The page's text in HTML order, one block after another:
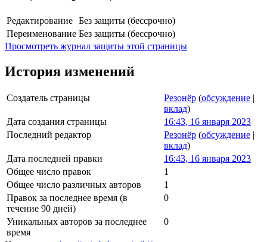
Редактирование Без защиты (бессрочно)
Переименование Без защиты (бессрочно)
Просмотреть журнал защиты этой страницы
История изменений
Создатель страницы Резонёр (обсуждение |
вклад)
Дата создания страницы
16:43, 16 января 2023
Последний редактор
Резонёр (обсуждение |
вклад)
Дата последней правки
16:43, 16 января 2023
Общее число правок
1
Общее число различных авторов
1
Правок за последнее время (в
течение 90 дней)
0
Уникальных авторов за последнее
время
0